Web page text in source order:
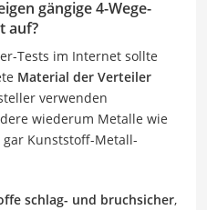
gängige 4-Wege-
auf?
Tests im Internet sollte
Material der Verteiler
verwenden
wiederum Metalle wie
Kunststoff-Metall-
schlag- und bruchsicher,